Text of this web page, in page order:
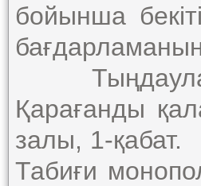
бойынша
Қарағанды
залы, 1-қабат.
Табиғи